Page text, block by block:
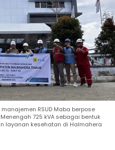
manajemen RSUD Maba berpose
725 kVA sebagai bentuk
layanan kesehatan di Halmahera